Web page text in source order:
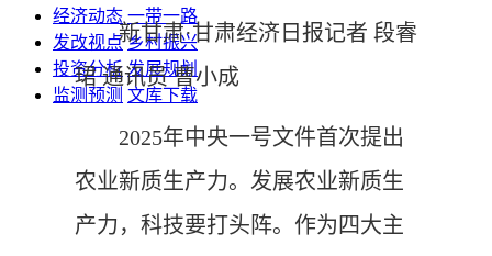
经济动态 一带一路
发改视点 乡村振兴
投资分析 发展规划
监测预测 文库下载
新甘肃·甘肃经济日报记者 段睿
珺 通讯员 曹小成
2025年中央一号文件首次提出
农业新质生产力。发展农业新质生
产力，科技要打头阵。作为四大主